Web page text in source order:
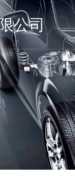
公司